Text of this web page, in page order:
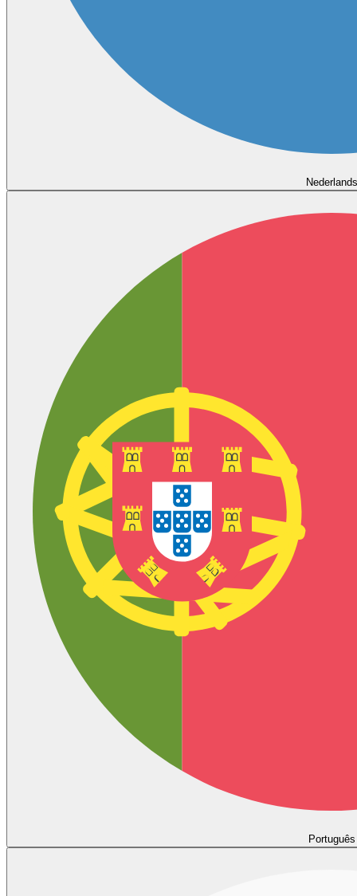
Nederlands
Português